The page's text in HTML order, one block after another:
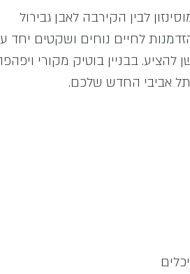
לבין הקירבה לאבן גבירול
לחיים נוחים ושקטים יחד
להציע. בבניין בוטיק מקורי